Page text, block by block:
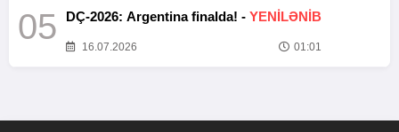
05 DÇ-2026: Argentina finalda! - YENİLƏNİB
16.07.2026 01:01